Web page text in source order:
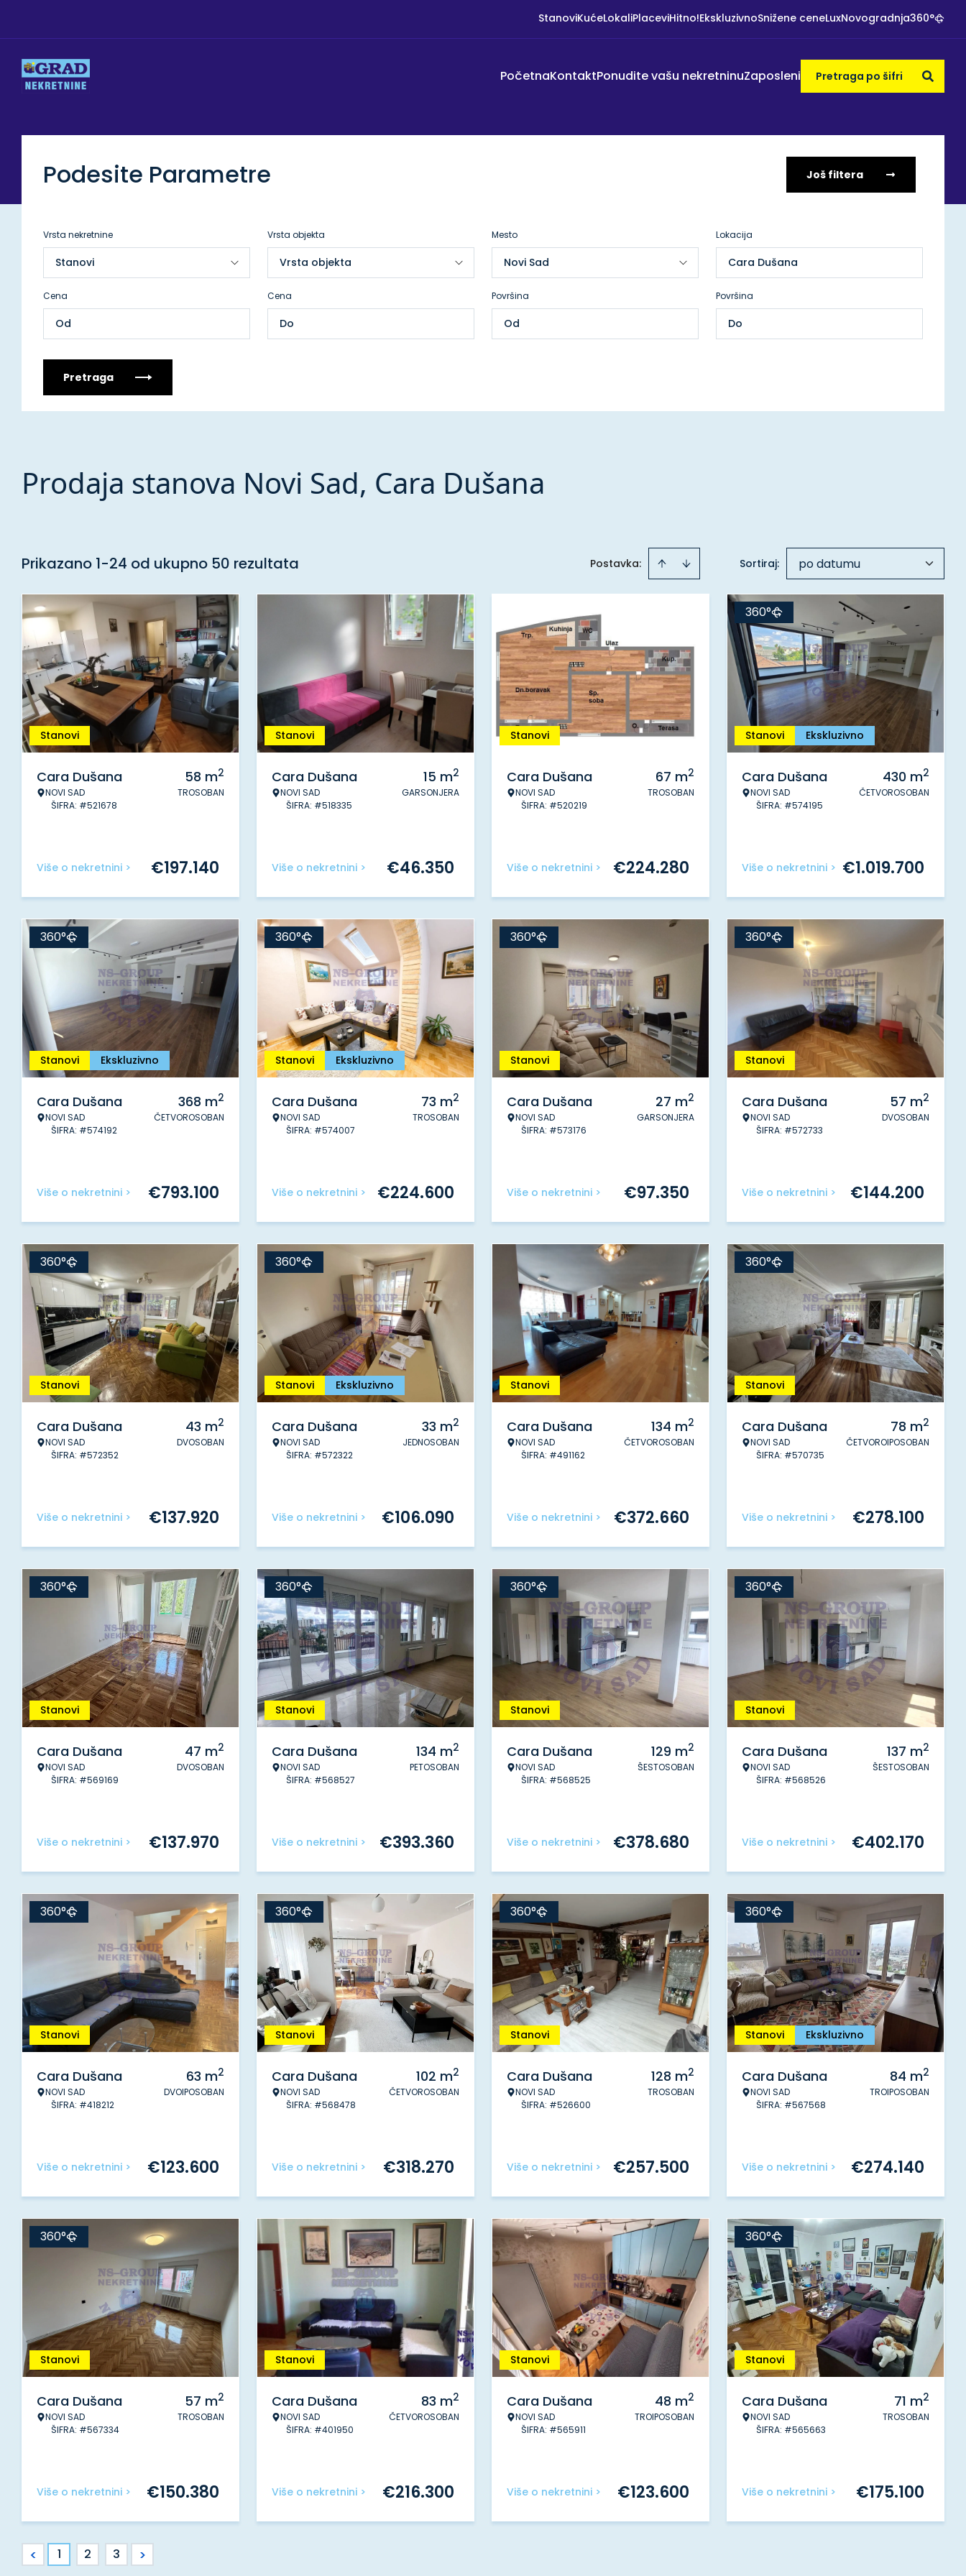
StanoviKućeLokaliPlaceviHitno!EkskluzivnoSnižene ceneLuxNovogradnja360°
PočetnaKontaktPonudite vašu nekretninuZaposleni
Podesite Parametre Još filtera
Vrsta nekretnine Vrsta objekta Mesto Lokacija
Cara Dušana
Cena Cena Površina Površina
Pretraga
Prodaja stanova Novi Sad, Cara Dušana
Prikazano 1-24 od ukupno 50 rezultata Postavka: Sortiraj: po datumu
Stanovi
Cara Dušana
NOVI SAD
ŠIFRA: #521678
58 m2
TROSOBAN
Više o nekretnini > €197.140
Stanovi
Cara Dušana
NOVI SAD
ŠIFRA: #518335
15 m2
GARSONJERA
Više o nekretnini > €46.350
Stanovi
Cara Dušana
NOVI SAD
ŠIFRA: #520219
67 m2
TROSOBAN
Više o nekretnini > €224.280
Stanovi Ekskluzivno
360°
Cara Dušana
NOVI SAD
ŠIFRA: #574195
430 m2
ČETVOROSOBAN
Više o nekretnini > €1.019.700
Stanovi Ekskluzivno
360°
Cara Dušana
NOVI SAD
ŠIFRA: #574192
368 m2
ČETVOROSOBAN
Više o nekretnini > €793.100
Stanovi Ekskluzivno
360°
Cara Dušana
NOVI SAD
ŠIFRA: #574007
73 m2
TROSOBAN
Više o nekretnini > €224.600
Stanovi
360°
Cara Dušana
NOVI SAD
ŠIFRA: #573176
27 m2
GARSONJERA
Više o nekretnini > €97.350
Stanovi
360°
Cara Dušana
NOVI SAD
ŠIFRA: #572733
57 m2
DVOSOBAN
Više o nekretnini > €144.200
Stanovi
360°
Cara Dušana
NOVI SAD
ŠIFRA: #572352
43 m2
DVOSOBAN
Više o nekretnini > €137.920
Stanovi Ekskluzivno
360°
Cara Dušana
NOVI SAD
ŠIFRA: #572322
33 m2
JEDNOSOBAN
Više o nekretnini > €106.090
Stanovi
Cara Dušana
NOVI SAD
ŠIFRA: #491162
134 m2
ČETVOROSOBAN
Više o nekretnini > €372.660
Stanovi
360°
Cara Dušana
NOVI SAD
ŠIFRA: #570735
78 m2
ČETVOROIPOSOBAN
Više o nekretnini > €278.100
Stanovi
360°
Cara Dušana
NOVI SAD
ŠIFRA: #569169
47 m2
DVOSOBAN
Više o nekretnini > €137.970
Stanovi
360°
Cara Dušana
NOVI SAD
ŠIFRA: #568527
134 m2
PETOSOBAN
Više o nekretnini > €393.360
Stanovi
360°
Cara Dušana
NOVI SAD
ŠIFRA: #568525
129 m2
ŠESTOSOBAN
Više o nekretnini > €378.680
Stanovi
360°
Cara Dušana
NOVI SAD
ŠIFRA: #568526
137 m2
ŠESTOSOBAN
Više o nekretnini > €402.170
Stanovi
360°
Cara Dušana
NOVI SAD
ŠIFRA: #418212
63 m2
DVOIPOSOBAN
Više o nekretnini > €123.600
Stanovi
360°
Cara Dušana
NOVI SAD
ŠIFRA: #568478
102 m2
ČETVOROSOBAN
Više o nekretnini > €318.270
Stanovi
360°
Cara Dušana
NOVI SAD
ŠIFRA: #526600
128 m2
TROSOBAN
Više o nekretnini > €257.500
Stanovi Ekskluzivno
360°
Cara Dušana
NOVI SAD
ŠIFRA: #567568
84 m2
TROIPOSOBAN
Više o nekretnini > €274.140
Stanovi
360°
Cara Dušana
NOVI SAD
ŠIFRA: #567334
57 m2
TROSOBAN
Više o nekretnini > €150.380
Stanovi
Cara Dušana
NOVI SAD
ŠIFRA: #401950
83 m2
ČETVOROSOBAN
Više o nekretnini > €216.300
Stanovi
Cara Dušana
NOVI SAD
ŠIFRA: #565911
48 m2
TROIPOSOBAN
Više o nekretnini > €123.600
Stanovi
360°
Cara Dušana
NOVI SAD
ŠIFRA: #565663
71 m2
TROSOBAN
Više o nekretnini > €175.100
< 1 2 3 >